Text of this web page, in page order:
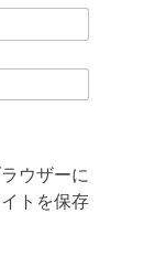
ウザーに
トを保存